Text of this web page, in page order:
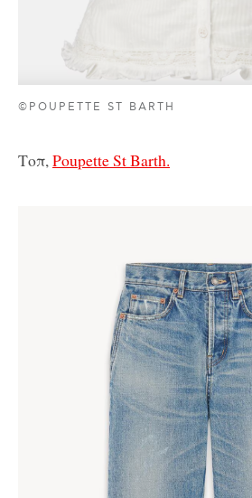
©POUPETTE ST BARTH
Τοπ,Poupette St Barth.